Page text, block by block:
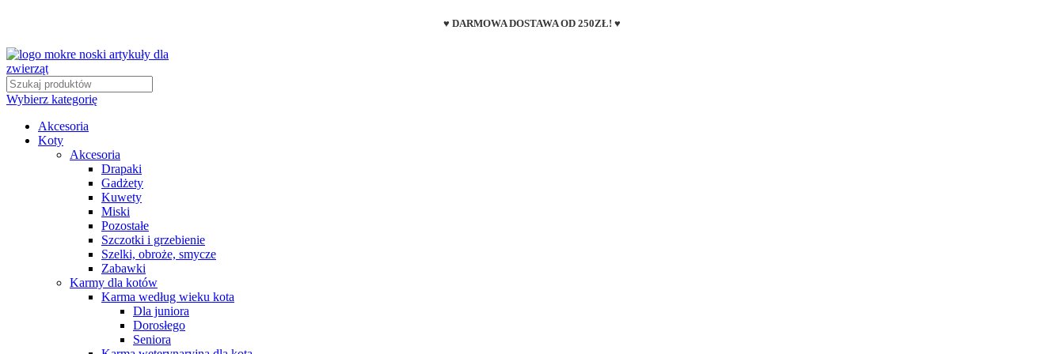
♥ DARMOWA DOSTAWA OD 250ZŁ! ♥
Wybierz kategorię
Akcesoria
Koty
Akcesoria
Drapaki
Gadżety
Kuwety
Miski
Pozostałe
Szczotki i grzebienie
Szelki, obroże, smycze
Zabawki
Karmy dla kotów
Karma według wieku kota
Dla juniora
Dorosłego
Seniora